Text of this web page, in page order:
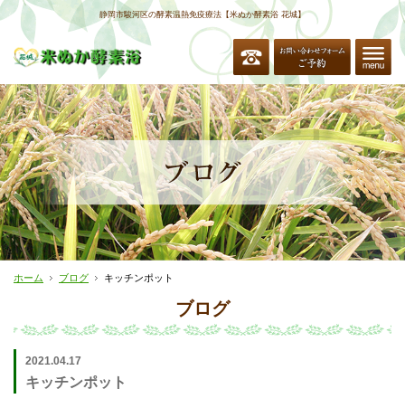
静岡市駿河区の酵素温熱免疫療法【米ぬか酵素浴 花城】
ホーム ブログ キッチンポット
ブログ
2021.04.17
キッチンポット